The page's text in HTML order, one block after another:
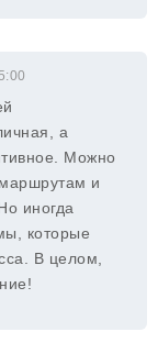
а
Можно
и
иногда
которые
В целом,